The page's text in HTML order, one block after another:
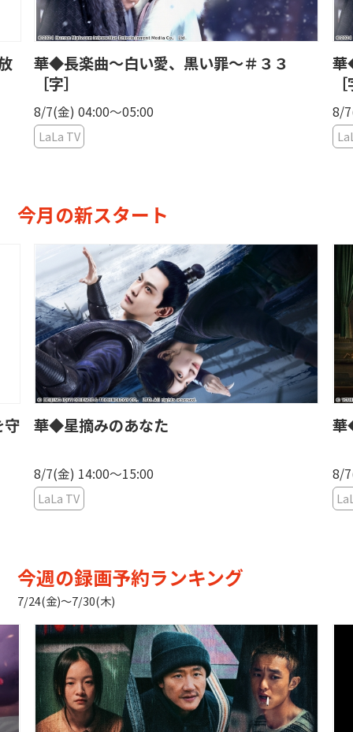
華◆長楽曲〜白い愛、黒い罪〜＃３３
［字］
8/7(金) 04:00〜05:00
LaLa TV
華
8/
今月の新スタート
守 華◆星摘みのあなた
8/7(金) 14:00〜15:00
LaLa TV
華
8/
今週の録画予約ランキング
7/24(金)〜7/30(木)